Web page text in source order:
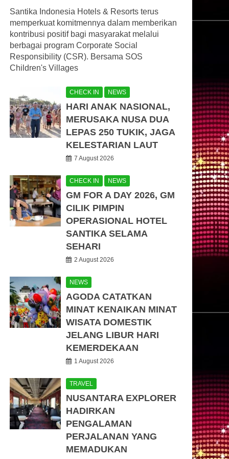
Santika Indonesia Hotels & Resorts terus
memperkuat komitmennya dalam memberikan
kontribusi positif bagi masyarakat melalui
berbagai program Corporate Social
Responsibility (CSR). Bersama SOS
Children's Villages
CHECK IN NEWS
HARI ANAK NASIONAL,
MERUSAKA NUSA DUA
LEPAS 250 TUKIK, JAGA
KELESTARIAN LAUT
7 August 2026
CHECK IN NEWS
GM FOR A DAY 2026, GM
CILIK PIMPIN
OPERASIONAL HOTEL
SANTIKA SELAMA
SEHARI
2 August 2026
NEWS
AGODA CATATKAN
MINAT KENAIKAN MINAT
WISATA DOMESTIK
JELANG LIBUR HARI
KEMERDEKAAN
1 August 2026
TRAVEL
NUSANTARA EXPLORER
HADIRKAN
PENGALAMAN
PERJALANAN YANG
MEMADUKAN